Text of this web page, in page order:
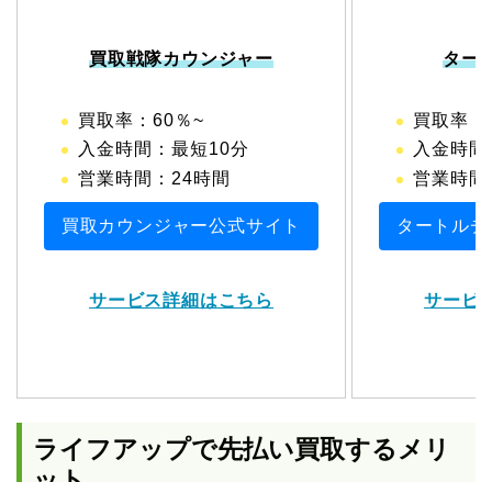
買取戦隊カウンジャー
買取率：60％~
入金時間：最短10分
営業時間：24時間
買取カウンジャー公式サイト
サービス詳細はこちら
ター
買取率
入金時
営業時
タートル
サービ
ライフアップで先払い買取するメリ